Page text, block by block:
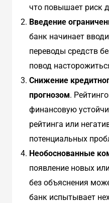
что повышает риск
Введение
банк начинает
переводы средств
повод
Снижение
прогнозом.
финансовую
рейтинга или
потенциальных
Необоснованные
появление новых
без объяснения
банк испытывает